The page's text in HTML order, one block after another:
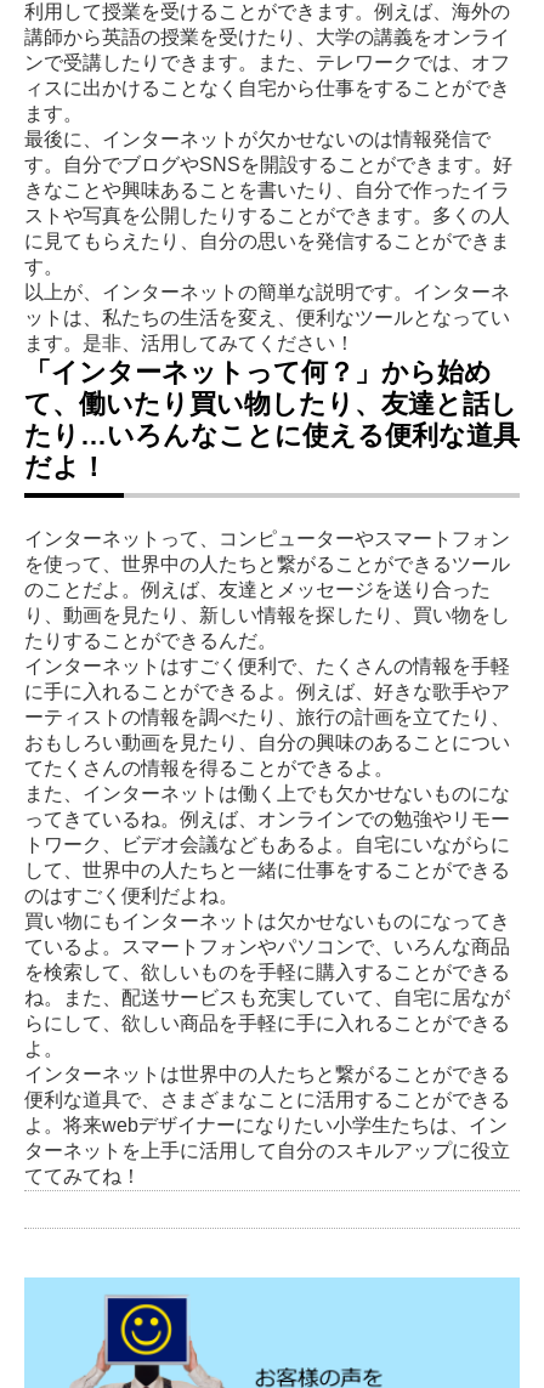
利用して授業を受けることができます。例えば、海外の
講師から英語の授業を受けたり、大学の講義をオンライ
ンで受講したりできます。また、テレワークでは、オフ
ィスに出かけることなく自宅から仕事をすることができ
ます。
最後に、インターネットが欠かせないのは情報発信で
す。自分でブログやSNSを開設することができます。好
きなことや興味あることを書いたり、自分で作ったイラ
ストや写真を公開したりすることができます。多くの人
に見てもらえたり、自分の思いを発信することができま
す。
以上が、インターネットの簡単な説明です。インターネ
ットは、私たちの生活を変え、便利なツールとなってい
ます。是非、活用してみてください！
「インターネットって何？」から始め
て、働いたり買い物したり、友達と話し
たり…いろんなことに使える便利な道具
だよ！
インターネットって、コンピューターやスマートフォン
を使って、世界中の人たちと繋がることができるツール
のことだよ。例えば、友達とメッセージを送り合った
り、動画を見たり、新しい情報を探したり、買い物をし
たりすることができるんだ。
インターネットはすごく便利で、たくさんの情報を手軽
に手に入れることができるよ。例えば、好きな歌手やア
ーティストの情報を調べたり、旅行の計画を立てたり、
おもしろい動画を見たり、自分の興味のあることについ
てたくさんの情報を得ることができるよ。
また、インターネットは働く上でも欠かせないものにな
ってきているね。例えば、オンラインでの勉強やリモー
トワーク、ビデオ会議などもあるよ。自宅にいながらに
して、世界中の人たちと一緒に仕事をすることができる
のはすごく便利だよね。
買い物にもインターネットは欠かせないものになってき
ているよ。スマートフォンやパソコンで、いろんな商品
を検索して、欲しいものを手軽に購入することができる
ね。また、配送サービスも充実していて、自宅に居なが
らにして、欲しい商品を手軽に手に入れることができる
よ。
インターネットは世界中の人たちと繋がることができる
便利な道具で、さまざまなことに活用することができる
よ。将来webデザイナーになりたい小学生たちは、イン
ターネットを上手に活用して自分のスキルアップに役立
ててみてね！